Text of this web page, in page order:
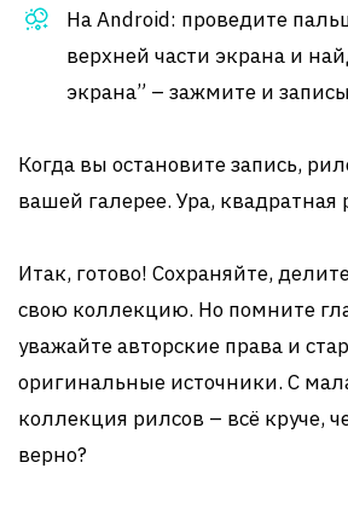
На Android: проведите
верхней части экрана и
экрана” – зажмите и
Когда вы остановите запись,
вашей галерее. Ура, квадратная
Итак, готово! Сохраняйте,
свою коллекцию. Но помните
уважайте авторские права и
оригинальные источники. С
коллекция рилсов – всё круче,
верно?